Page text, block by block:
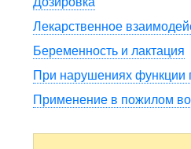
Лекарственное
Беременность и лактация
При нарушениях функции
Применение в пожилом